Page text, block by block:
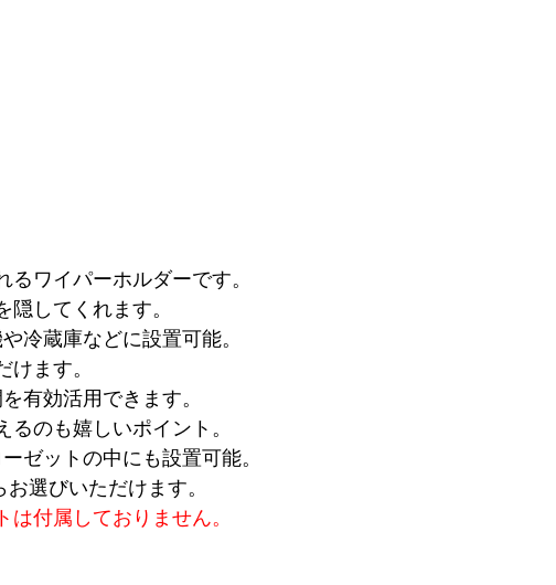
ワイパーホルダーです。
してくれます。
冷蔵庫などに設置可能。
ます。
有効活用できます。
のも嬉しいポイント。
ゼットの中にも設置可能。
選びいただけます。
付属しておりません。